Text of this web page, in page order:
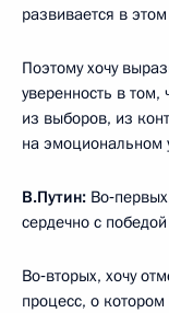
развивается в
Поэтому хочу
уверенность в том,
из выборов, из
на эмоциональном
В.Путин:
сердечно с
Во‑вторых, хочу
процесс, о